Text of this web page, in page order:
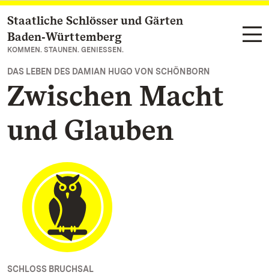
Zum Hauptinhalt springen
Staatliche Schlösser und Gärten
Baden‑Württemberg
KOMMEN. STAUNEN. GENIESSEN.
DAS LEBEN DES DAMIAN HUGO VON SCHÖNBORN
Zwischen Macht
und Glauben
SCHLOSS BRUCHSAL